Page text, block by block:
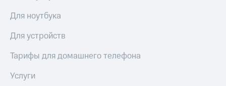
Для ноутбука
Для устройств
Тарифы для домашнего телефона
Услуги